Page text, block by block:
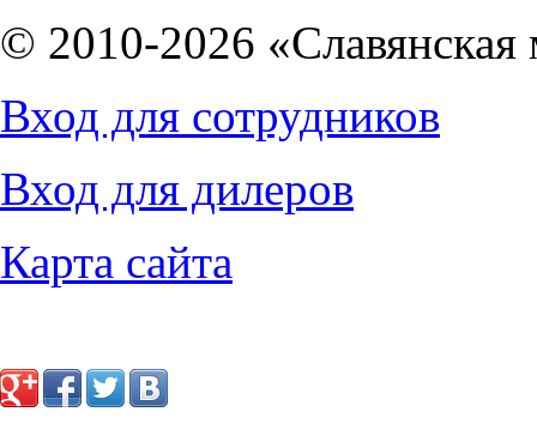
508руб.
© 2010-2026 «Славянская
Вход для сотрудников
Вход для дилеров
Карта сайта